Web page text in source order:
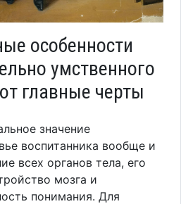
особенности
умственного
главные черты
значение
воспитанника вообще и
всех органов тела, его
мозга и
понимания. Для